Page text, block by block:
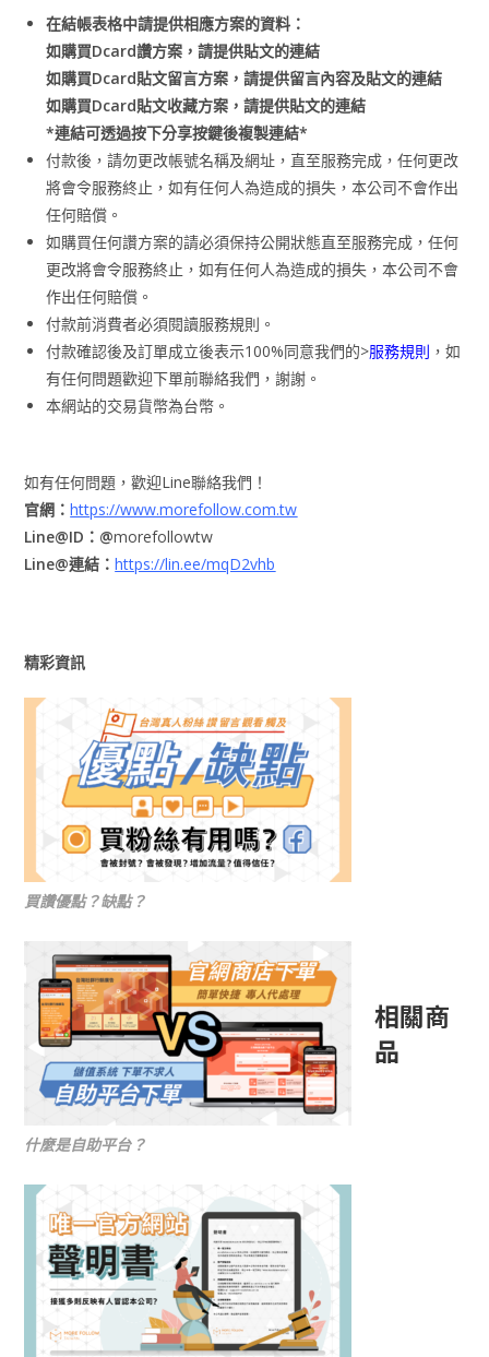
在結帳表格中請提供相應方案的資料：
如購買Dcard讚方案，請提供貼文的連結
如購買Dcard貼文留言方案，請提供留言內容及貼文的連結
如購買Dcard貼文收藏方案，請提供貼文的連結
*連結可透過按下分享按鍵後複製連結*
付款後，請勿更改帳號名稱及網址，直至服務完成，任何更改
將會令服務終止，如有任何人為造成的損失，本公司不會作出
任何賠償。
如購買任何讚方案的請必須保持公開狀態直至服務完成，任何
更改將會令服務終止，如有任何人為造成的損失，本公司不會
作出任何賠償。
付款前消費者必須閱讀服務規則。
付款確認後及訂單成立後表示100%同意我們的>服務規則 ，如
有任何問題歡迎下單前聯絡我們，謝謝。
本網站的交易貨幣為台幣。
如有任何問題，歡迎Line聯絡我們！
官網：https://www.morefollow.com.tw
Line@ID：@morefollowtw
Line@連結：https://lin.ee/mqD2vhb
精彩資訊
買讚優點？缺點？
什麼是自助平台？
相關商
品